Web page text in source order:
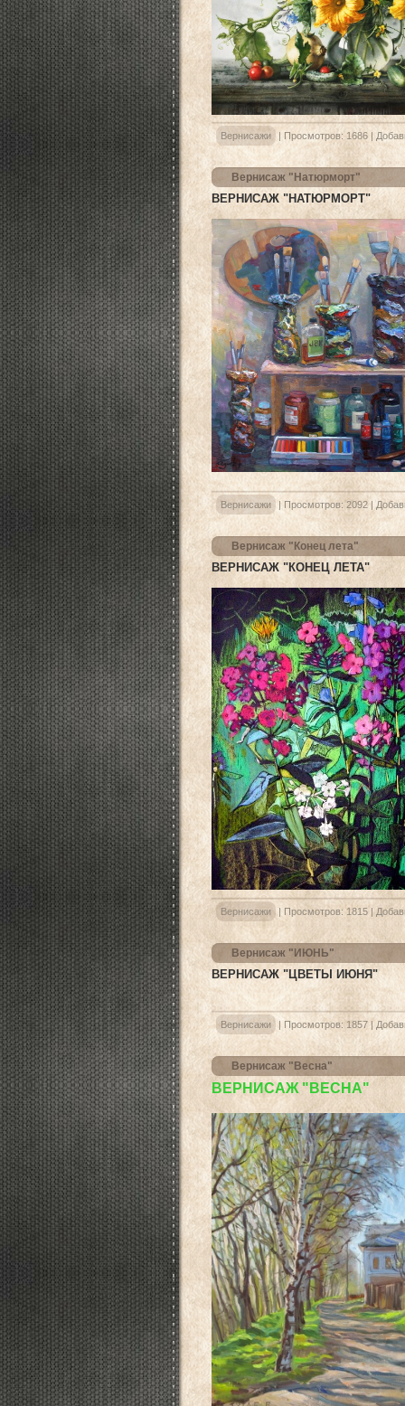
Вернисажи | Просмотров: 1686 |
Вернисаж "Натюрморт"
ВЕРНИСАЖ "НАТЮРМОРТ"
Вернисажи Просмотров: 2092
Вернисаж "Конец лета"
ВЕРНИСАЖ "КОНЕЦ ЛЕТА"
Вернисажи | Просмотров: 1815 |
Вернисаж "ИЮНЬ"
ВЕРНИСАЖ "ЦВЕТЫ ИЮНЯ"
Вернисажи | Просмотров: 1857 |
Вернисаж "Весна"
ВЕРНИСАЖ "ВЕСНА"